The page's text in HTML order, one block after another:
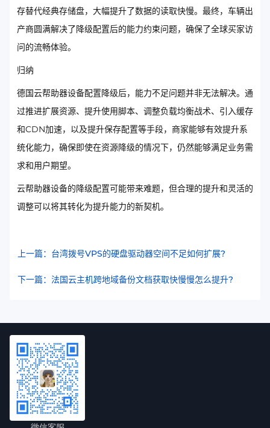
存替代经典存储盘，大幅提升了数据的读取快慢。最终，车辆出
产商圆满解决了降级配置后的能力约束问题，确保了全球买家访
问的流畅体验。
归纳
德国云帮助器设备配置降级后，能力不足问题并非无法解决。通
过推进扩展资源、提升使用脚本、调整负载均衡战术、引入缓存
和CDN加速，以及提升保存配置等手段，商家能够有效提升系
统化能力，确保即使在资源降级的情况下，仍然能够满足业务需
求和用户期望。
云帮助器设备的降级配置可能带来难题，但合理的提升和灵活的
调整可以将其转化为提升能力的新契机。
上一篇：台湾拨号VPS的硬盘驱动器空间不足如何扩展?
下一篇：法国云主机跨地域备份文档获取快慢慢怎么提升?